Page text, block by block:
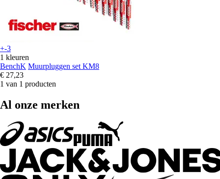
+-3
1 kleuren
BenchK Muurpluggen set KM8
€ 27,23
1 van 1 producten
Al onze merken